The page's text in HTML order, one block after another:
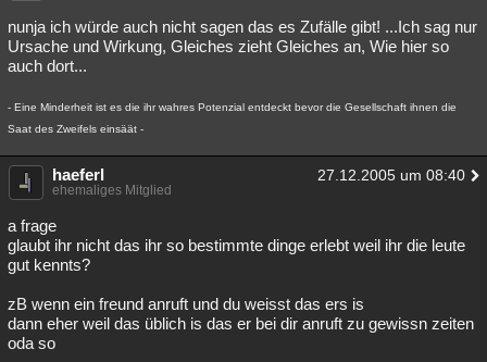
nunja ich würde auch nicht sagen das es Zufälle gibt! ...Ich sag nur
Ursache und Wirkung, Gleiches zieht Gleiches an, Wie hier so
auch dort...
- Eine Minderheit ist es die ihr wahres Potenzial entdeckt bevor die Gesellschaft ihnen die
Saat des Zweifels einsäät -
haeferl 27.12.2005 um 08:40
ehemaliges Mitglied
a frage
glaubt ihr nicht das ihr so bestimmte dinge erlebt weil ihr die leute
gut kennts?
zB wenn ein freund anruft und du weisst das ers is
dann eher weil das üblich is das er bei dir anruft zu gewissn zeiten
oda so